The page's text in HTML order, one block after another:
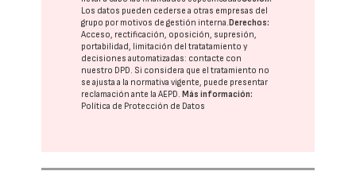
Los datos pueden cederse a otras empresas del
grupo por motivos de gestión interna.Derechos:
Acceso, rectificación, oposición, supresión,
portabilidad, limitación del tratatamiento y
decisiones automatizadas: contacte con
nuestro DPD. Si considera que el tratamiento no
se ajusta a la normativa vigente, puede presentar
reclamación ante laAEPD.Más información:
Política de Protección de Datos